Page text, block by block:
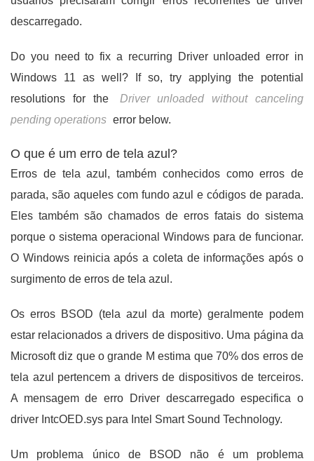
descarregado.
Do you need to fix a recurring Driver unloaded error in
Windows 11 as well? If so, try applying the potential
resolutions for the
Driver unloaded without canceling
pending operations error below.
O que é um erro de tela azul?
Erros de tela azul, também conhecidos como erros de
parada, são aqueles com fundo azul e códigos de parada.
Eles também são chamados de erros fatais do sistema
porque o sistema operacional Windows para de funcionar.
O Windows reinicia após a coleta de informações após o
surgimento de erros de tela azul.
Os erros BSOD (tela azul da morte) geralmente podem
estar relacionados a drivers de dispositivo. Uma página da
Microsoft diz que o grande M estima que 70% dos erros de
tela azul pertencem a drivers de dispositivos de terceiros.
A mensagem de erro Driver descarregado especifica o
driver IntcOED.sys para Intel Smart Sound Technology.
Um problema único de BSOD não é um problema